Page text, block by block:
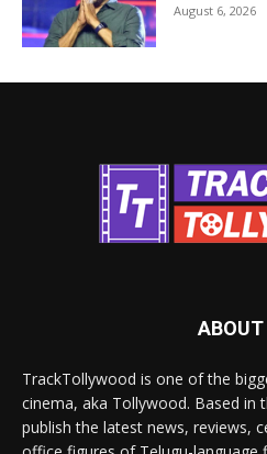
August 6, 2026
ABOUT
TrackTollywood is one of the
cinema, aka Tollywood. Based in
publish the latest news, reviews,